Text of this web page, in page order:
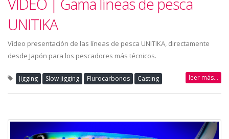
UNITIKA
Vídeo presentación de las líneas de pesca UNITIKA, directamente
desde Japón para los pescadores más técnicos.
Jigging Slow jigging Flurocarbonos Casting leer más...